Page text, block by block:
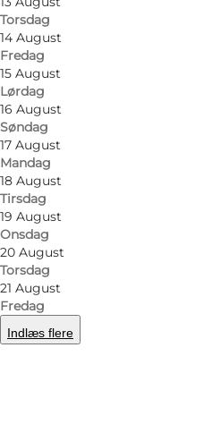
Torsdag
14 August
Fredag
15 August
Lørdag
16 August
Søndag
17 August
Mandag
18 August
Tirsdag
19 August
Onsdag
20 August
Torsdag
21 August
Fredag
Indlæs flere